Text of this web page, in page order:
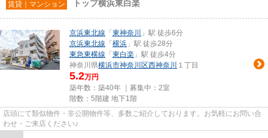
賃貸｜マンション トップ横浜東白楽
京浜東北線 「 東神奈川
」駅 徒歩6分
京浜東北線 「 横浜 」駅 徒歩28分
東急東横線 「 東白楽 」駅 徒歩4分
神奈川県横浜市神奈川区西神奈川 １丁目
5.2万円
築年数：築40年 ｜募集中： 2室
階数：5階建 地下1階
店頭にて類似物件・非公開物件等、多数ご紹介しております。お気軽にお問い合
わせ・ご来店ください♪